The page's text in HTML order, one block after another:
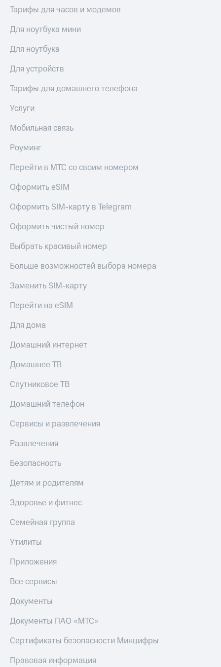
Тарифы для часов и модемов
Для ноутбука мини
Для ноутбука
Для устройств
Тарифы для домашнего телефона
Услуги
Мобильная связь
Роуминг
Перейти в МТС со своим номером
Оформить eSIM
Оформить SIM-карту в Telegram
Оформить чистый номер
Выбрать красивый номер
Больше возможностей выбора номера
Заменить SIM-карту
Перейти на eSIM
Для дома
Домашний интернет
Домашнее ТВ
Спутниковое ТВ
Домашний телефон
Сервисы и развлечения
Развлечения
Безопасность
Детям и родителям
Здоровье и фитнес
Семейная группа
Утилиты
Приложения
Все сервисы
Документы
Документы ПАО «МТС»
Сертификаты безопасности Минцифры
Правовая информация